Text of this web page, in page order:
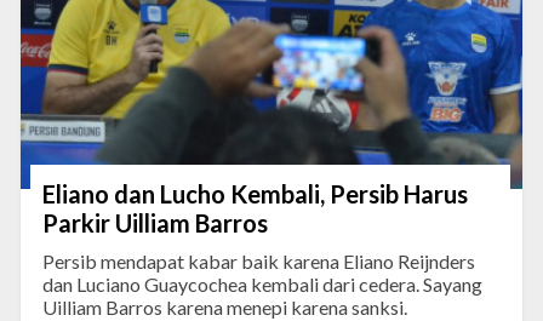
Eliano dan Lucho Kembali, Persib Harus
Parkir Uilliam Barros
Persib mendapat kabar baik karena Eliano Reijnders
dan Luciano Guaycochea kembali dari cedera. Sayang
Uilliam Barros karena menepi karena sanksi.